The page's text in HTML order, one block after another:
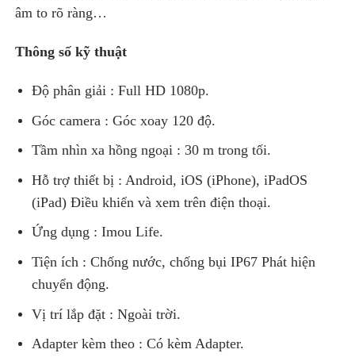
âm to rõ ràng…
Thông số kỹ thuật
Độ phân giải : Full HD 1080p.
Góc camera : Góc xoay 120 độ.
Tầm nhìn xa hồng ngoại : 30 m trong tối.
Hỗ trợ thiết bị : Android, iOS (iPhone), iPadOS
(iPad) Điều khiển và xem trên điện thoại.
Ứng dụng : Imou Life.
Tiện ích : Chống nước, chống bụi IP67 Phát hiện
chuyển động.
Vị trí lắp đặt : Ngoài trời.
Adapter kèm theo : Có kèm Adapter.